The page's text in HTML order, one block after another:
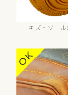
キズ・ソール